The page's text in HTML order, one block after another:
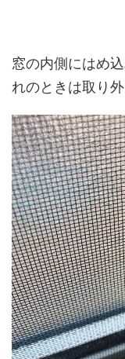
窓の内側にはめ
れのときは取り外